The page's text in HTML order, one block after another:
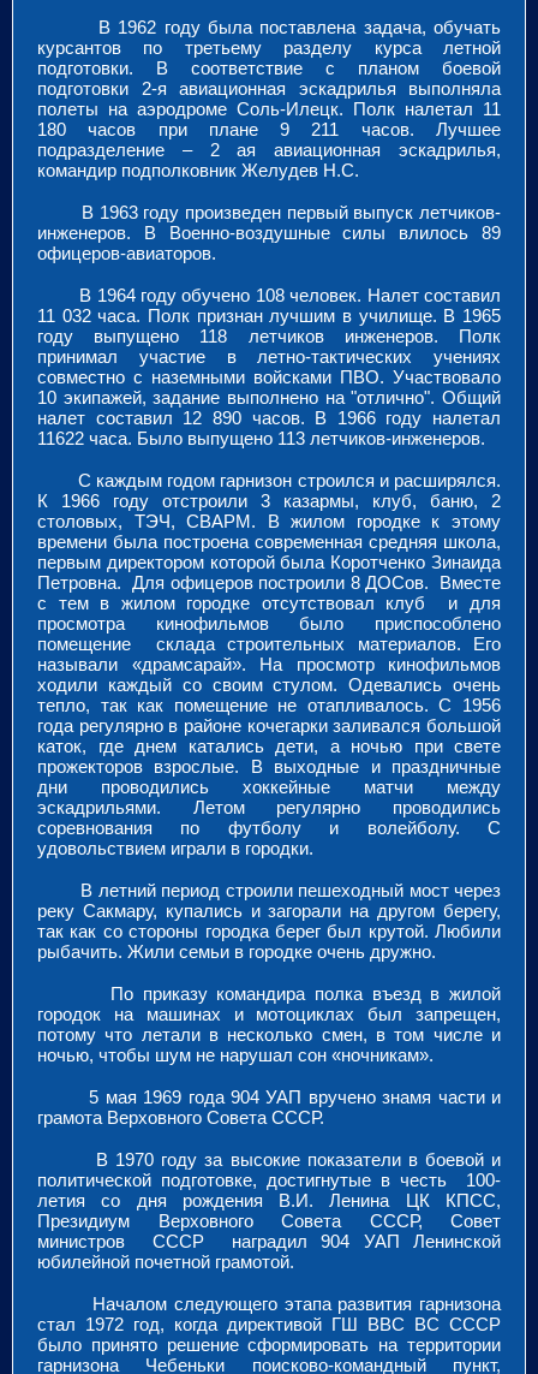
В 1962 году была поставлена задача, обучать
курсантов по третьему разделу курса летной
подготовки. В соответствие с планом боевой
подготовки 2-я авиационная эскадрилья выполняла
полеты на аэродроме Соль-Илецк. Полк налетал 11
180 часов при плане 9 211 часов. Лучшее
подразделение – 2 ая авиационная эскадрилья,
командир подполковник Желудев Н.С.
В 1963 году произведен первый выпуск летчиков-
инженеров. В Военно-воздушные силы влилось 89
офицеров-авиаторов.
В 1964 году обучено 108 человек. Налет составил
11 032 часа. Полк признан лучшим в училище. В 1965
году выпущено 118 летчиков инженеров. Полк
принимал участие в летно-тактических учениях
совместно с наземными войсками ПВО. Участвовало
10 экипажей, задание выполнено на "отлично". Общий
налет составил 12 890 часов. В 1966 году налетал
11622 часа. Было выпущено 113 летчиков-инженеров.
С каждым годом гарнизон строился и расширялся.
К 1966 году отстроили 3 казармы, клуб, баню, 2
столовых, ТЭЧ, СВАРМ. В жилом городке к этому
времени была построена современная средняя школа,
первым директором которой была Коротченко Зинаида
Петровна. Для офицеров построили 8 ДОСов. Вместе
с тем в жилом городке отсутствовал клуб и для
просмотра кинофильмов было приспособлено
помещение склада строительных материалов. Его
называли «драмсарай». На просмотр кинофильмов
ходили каждый со своим стулом. Одевались очень
тепло, так как помещение не отапливалось. С 1956
года регулярно в районе кочегарки заливался большой
каток, где днем катались дети, а ночью при свете
прожекторов взрослые. В выходные и праздничные
дни проводились хоккейные матчи между
эскадрильями. Летом регулярно проводились
соревнования по футболу и волейболу. С
удовольствием играли в городки.
В летний период строили пешеходный мост через
реку Сакмару, купались и загорали на другом берегу,
так как со стороны городка берег был крутой. Любили
рыбачить. Жили семьи в городке очень дружно.
По приказу командира полка въезд в жилой
городок на машинах и мотоциклах был запрещен,
потому что летали в несколько смен, в том числе и
ночью, чтобы шум не нарушал сон «ночникам».
5 мая 1969 года 904 УАП вручено знамя части и
грамота Верховного Совета СССР.
В 1970 году за высокие показатели в боевой и
политической подготовке, достигнутые в честь 100-
летия со дня рождения В.И. Ленина ЦК КПСС,
Президиум Верховного Совета СССР, Совет
министров СССР наградил 904 УАП Ленинской
юбилейной почетной грамотой.
Началом следующего этапа развития гарнизона
стал 1972 год, когда директивой ГШ ВВС ВС СССР
было принято решение сформировать на территории
гарнизона Чебеньки поисково-командный пункт,